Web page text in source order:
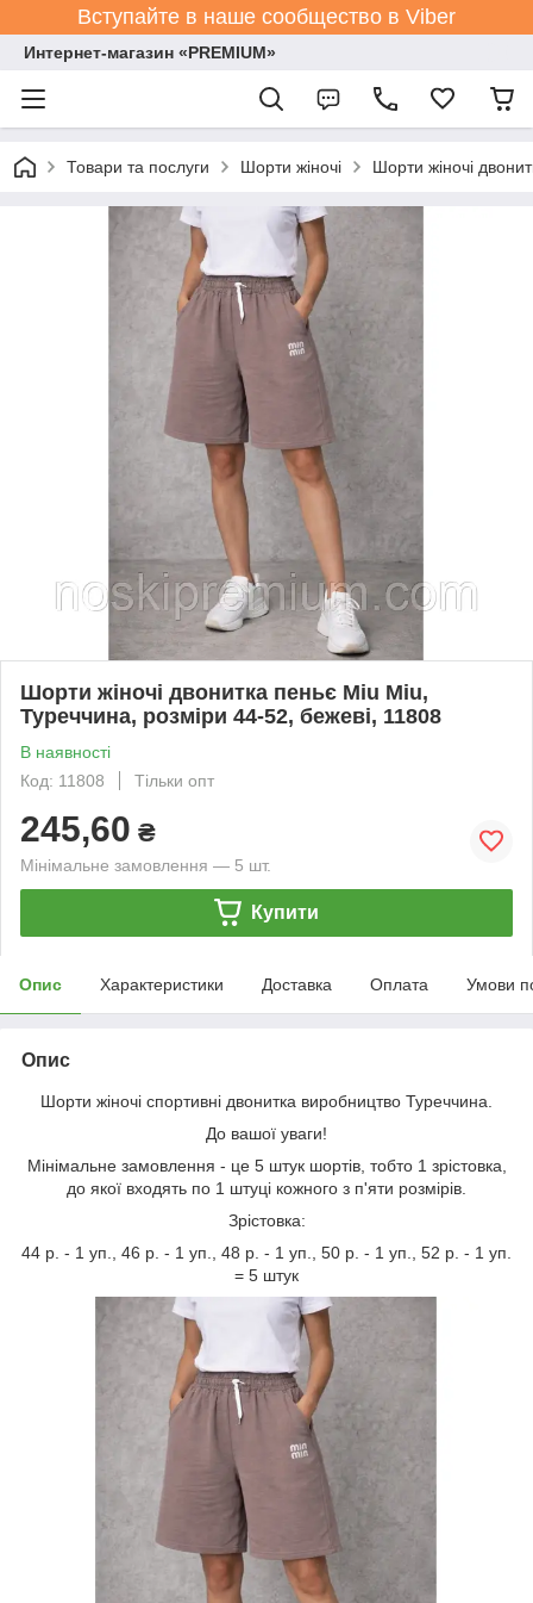
Вступайте в наше сообщество в Viber
Интернет-магазин «PREMIUM»
Товари та послуги Шорти жіночі Шорти жіночі
Шорти жіночі двонитка пеньє Miu Miu,
Туреччина, розміри 44-52, бежеві, 11808
В наявності
Код: 11808
Тільки опт
245,60 ₴
Мінімальне замовлення — 5 шт.
Купити
Опис Характеристики Доставка Оплата Умови
Опис
Шорти жіночі спортивні двонитка виробництво Туреччина.
До вашої уваги!
Мінімальне замовлення - це 5 штук шортів, тобто 1 зрістовка,
до якої входять по 1 штуці кожного з п'яти розмірів.
Зрістовка:
44 р. - 1 уп., 46 р. - 1 уп., 48 р. - 1 уп., 50 р. - 1 уп., 52 р. - 1 уп.
= 5 штук